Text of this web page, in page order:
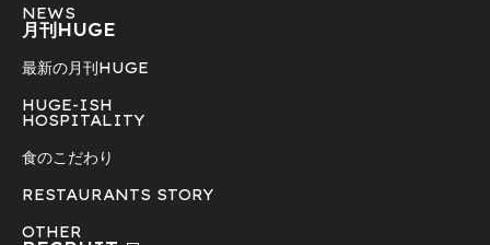
NEWS
月刊HUGE
最新の月刊HUGE
HUGE-ISH
HOSPITALITY
食のこだわり
RESTAURANTS STORY
OTHER